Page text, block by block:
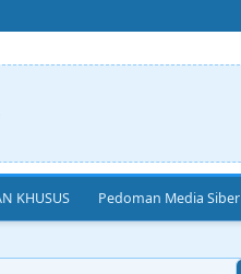
KHUSUS Pedoman Media Siber